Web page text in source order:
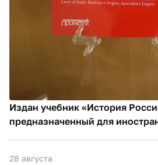
Издан учебник «История
предназначенный для
28 августа